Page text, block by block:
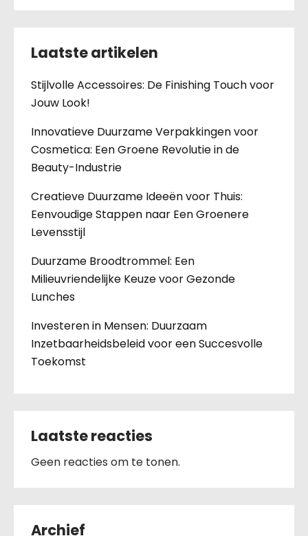
Laatste artikelen
Stijlvolle Accessoires: De Finishing Touch voor
Jouw Look!
Innovatieve Duurzame Verpakkingen voor
Cosmetica: Een Groene Revolutie in de
Beauty-Industrie
Creatieve Duurzame Ideeën voor Thuis:
Eenvoudige Stappen naar Een Groenere
Levensstijl
Duurzame Broodtrommel: Een
Milieuvriendelijke Keuze voor Gezonde
Lunches
Investeren in Mensen: Duurzaam
Inzetbaarheidsbeleid voor een Succesvolle
Toekomst
Laatste reacties
Geen reacties om te tonen.
Archief